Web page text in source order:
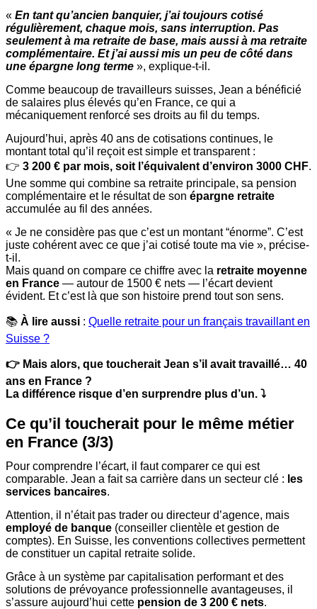
« En tant qu’ancien banquier, j’ai toujours cotisé
régulièrement, chaque mois, sans interruption. Pas
seulement à ma retraite de base, mais aussi à ma retraite
complémentaire. Et j’ai aussi mis un peu de côté dans
une épargne long terme », explique-t-il.
Comme beaucoup de travailleurs suisses, Jean a bénéficié
de salaires plus élevés qu’en France, ce qui a
mécaniquement renforcé ses droits au fil du temps.
Aujourd’hui, après 40 ans de cotisations continues, le
montant total qu’il reçoit est simple et transparent :
👉 3 200 € par mois, soit l’équivalent d’environ 3000 CHF.
Une somme qui combine sa retraite principale, sa pension
complémentaire et le résultat de son épargne retraite
accumulée au fil des années.
« Je ne considère pas que c’est un montant “énorme”. C’est
juste cohérent avec ce que j’ai cotisé toute ma vie », précise-
t-il.
Mais quand on compare ce chiffre avec la retraite moyenne
en France — autour de 1500 € nets — l’écart devient
évident. Et c’est là que son histoire prend tout son sens.
📚 À lire aussi : Quelle retraite pour un français travaillant en
Suisse ?
👉 Mais alors, que toucherait Jean s’il avait travaillé… 40
ans en France ?
La différence risque d’en surprendre plus d’un. ⤵️
Ce qu’il toucherait pour le même métier
en France (3/3)
Pour comprendre l’écart, il faut comparer ce qui est
comparable. Jean a fait sa carrière dans un secteur clé : les
services bancaires.
Attention, il n’était pas trader ou directeur d’agence, mais
employé de banque (conseiller clientèle et gestion de
comptes). En Suisse, les conventions collectives permettent
de constituer un capital retraite solide.
Grâce à un système par capitalisation performant et des
solutions de prévoyance professionnelle avantageuses, il
s’assure aujourd’hui cette pension de 3 200 € nets.